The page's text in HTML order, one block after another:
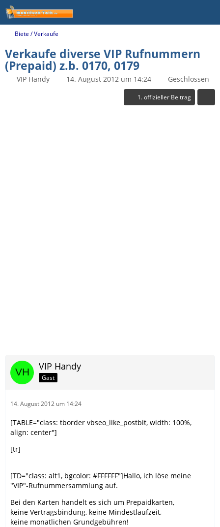
Biete / Verkaufe
Verkaufe diverse VIP Rufnummern
(Prepaid) z.b. 0170, 0179
VIP Handy 14. August 2012 um 14:24 Geschlossen
1. offizieller Beitrag
VIP Handy
Gast
14. August 2012 um 14:24
[TABLE="class: tborder vbseo_like_postbit, width: 100%,
align: center"]
[tr]
[TD="class: alt1, bgcolor: #FFFFFF"]Hallo, ich löse meine
"VIP"-Rufnummersammlung auf.
Bei den Karten handelt es sich um Prepaidkarten,
keine Vertragsbindung, keine Mindestlaufzeit,
keine monatlichen Grundgebühren!